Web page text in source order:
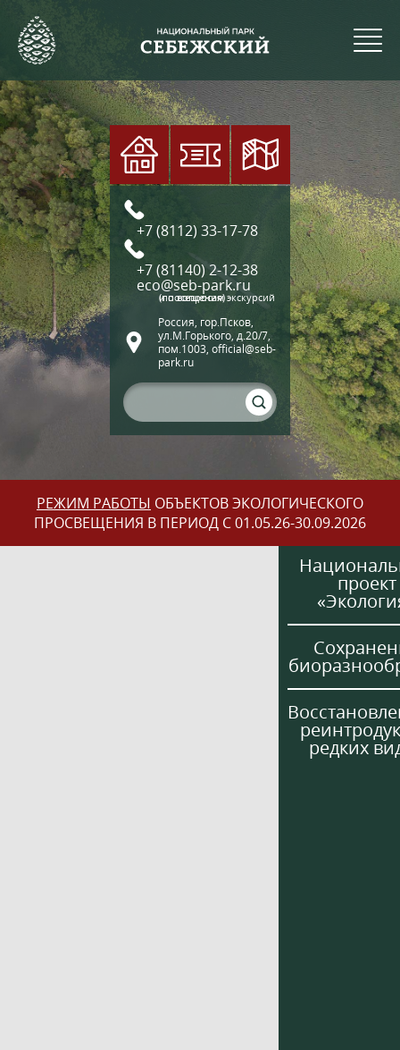
+7 (8112) 33-17-78
+7 (81140) 2-12-38
eco@seb-park.ru
(по вопросам экскурсий и посещения)
Россия, гор.Псков,
ул.М.Горького, д.20/7,
пом.1003, official@seb-
park.ru
РЕЖИМ РАБОТЫ ОБЪЕКТОВ ЭКОЛОГИЧЕСКОГО
ПРОСВЕЩЕНИЯ В ПЕРИОД С 01.05.26-30.09.2026
проект
редких